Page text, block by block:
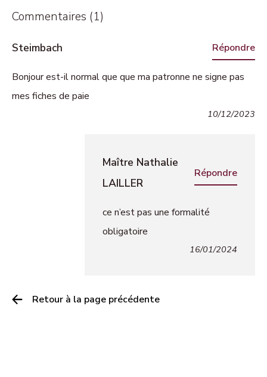
Commentaires (1)
Steimbach Répondre
Bonjour est-il normal que que ma patronne ne signe pas
mes fiches de paie
10/12/2023
Maître Nathalie
LAILLER
Répondre
ce n’est pas une formalité
obligatoire
16/01/2024
Retour à la page précédente